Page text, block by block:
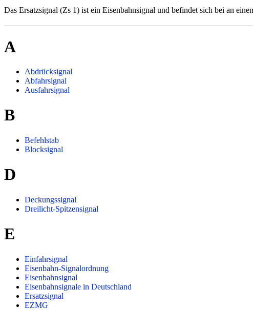
Das Ersatzsignal (Zs 1) ist ein Eisenbahnsignal und befindet sich bei an
A
Abdrücksignal
Abfahrsignal
Ausfahrsignal
B
Befehlstab
Blocksignal
D
Deckungssignal
Dreilicht-Spitzensignal
E
Einfahrsignal
Eisenbahn-Signalordnung
Eisenbahnsignal
Eisenbahnsignale in Deutschland
Ersatzsignal
EZMG